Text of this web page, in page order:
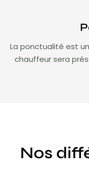
La ponctualité est
chauffeur sera
Nos